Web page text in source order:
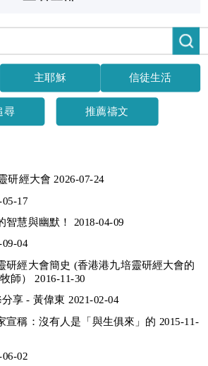
五十五8-9），那麼，人的禱告可
？這曾否是你的問題？
主耶穌 信徒生活
尋 推薦禱文
研經大會 2026-07-24
17
智慧與幽默！ 2018-04-09
04
研經大會簡史 (香港港九培靈研經大會的
師） 2016-11-30
享 - 黃偉東 2021-02-04
宣稱：沒有人是「與生俱來」的 2015-11-
02